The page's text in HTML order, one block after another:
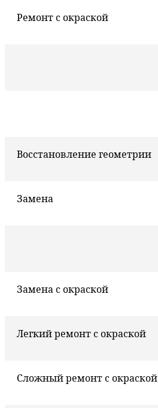
Ремонт с окраской
Восстановление геометрии
Замена
Замена с окраской
Легкий ремонт с окраской
Сложный ремонт с окраской